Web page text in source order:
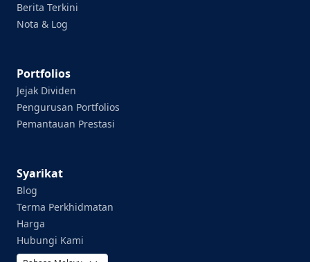
Berita Terkini
Nota & Log
Portfolios
Jejak Dividen
Pengurusan Portfolios
Pemantauan Prestasi
Syarikat
Blog
Terma Perkhidmatan
Harga
Hubungi Kami